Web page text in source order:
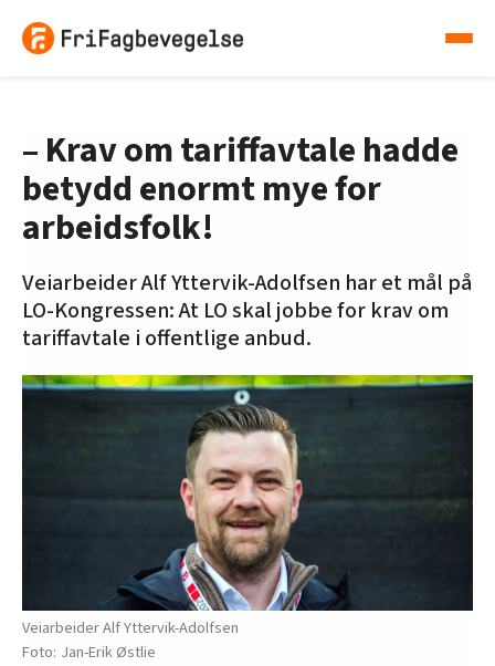
– Krav om tariffavtale hadde
betydd enormt mye for
arbeidsfolk!
Veiarbeider Alf Yttervik-Adolfsen har et mål på
LO-Kongressen: At LO skal jobbe for krav om
tariffavtale i offentlige anbud.
Veiarbeider Alf Yttervik-Adolfsen
Jan-Erik Østlie